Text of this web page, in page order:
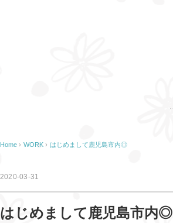
Home › WORK › はじめまして鹿児島市内◎
2020-03-31
はじめまして鹿児島市内◎